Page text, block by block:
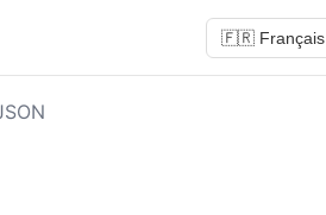
🇫🇷 Français